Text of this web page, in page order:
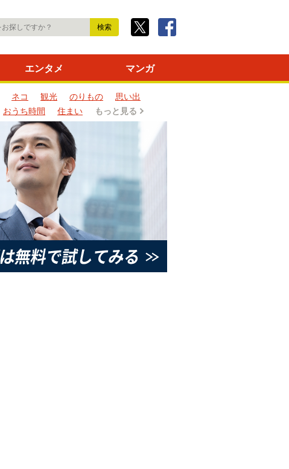
エンタメ マンガ
ネコ 観光 のりもの
思い出
おうち時間 住まい もっと見る